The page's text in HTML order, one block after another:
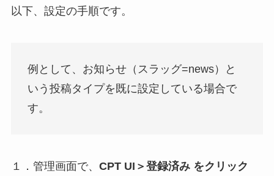
以下、設定の手順です。
例として、お知らせ（スラッグ=news）と
いう投稿タイプを既に設定している場合で
す。
１．管理画面で、 CPT UI＞登録済み をクリック